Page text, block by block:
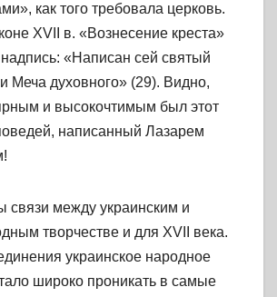
как того требовала церковь.
XVII в. «Вознесение креста»
«Написан сей святый
Меча духовного» (29). Видно,
и высокочтимым был этот
написанный Лазарем
связи между украинским и
творчестве и для XVII века.
украинское народное
широко проникать в самые